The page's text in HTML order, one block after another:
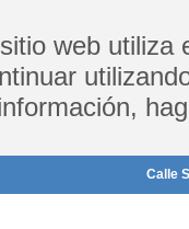
web utiliza
Calle